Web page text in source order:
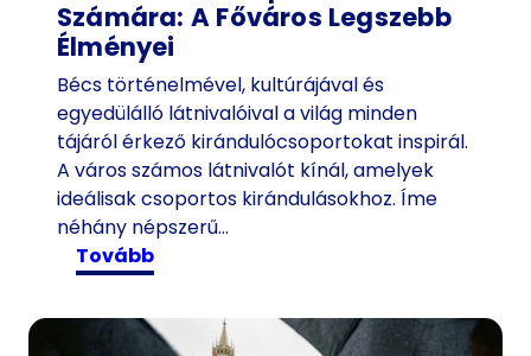
Számára: A Főváros Legszebb
Élményei
Bécs történelmével, kultúrájával és
egyedülálló látnivalóival a világ minden
tájáról érkező kirándulócsoportokat inspirál.
A város számos látnivalót kínál, amelyek
ideálisak csoportos kirándulásokhoz. Íme
néhány népszerű…
tovább:
B
é
c